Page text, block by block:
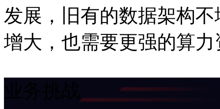
发展，旧有的数据架构
增大，也需要更强的算